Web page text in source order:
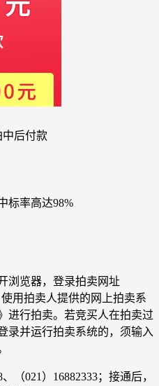
中后付款
标率高达98%
浏览器，登录拍卖网址
使用拍卖人提供的网上拍卖系
进行拍卖。若竞买人在拍卖过
录并运行拍卖系统的，须输入
（021）16882333；接通后，